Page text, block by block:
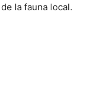
la fauna local.